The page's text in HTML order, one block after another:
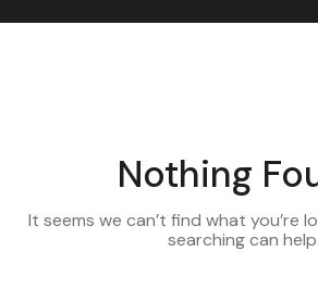
Nothing
It seems we can’t find what you’re
searching can help.